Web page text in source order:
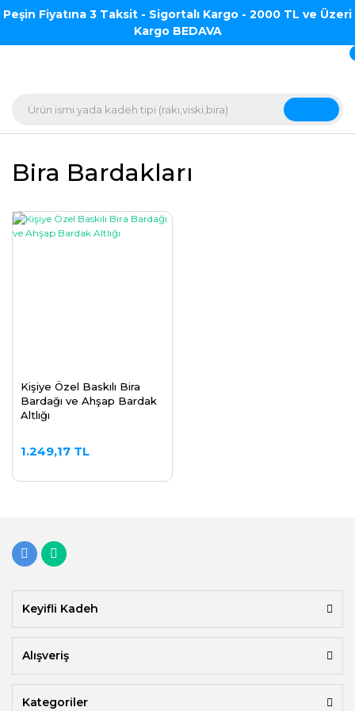
Peşin Fiyatına 3 Taksit - Sigortalı Kargo - 2000 TL ve Üzeri
Kargo BEDAVA
Bira Bardakları
Kişiye Özel Baskılı Bira
Bardağı ve Ahşap Bardak
Altlığı
1.249,17 TL
Keyifli Kadeh
Alışveriş
Kategoriler